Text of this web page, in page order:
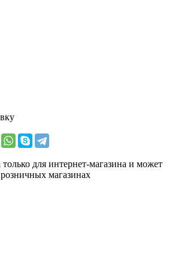
для интернет-магазина и может
магазинах